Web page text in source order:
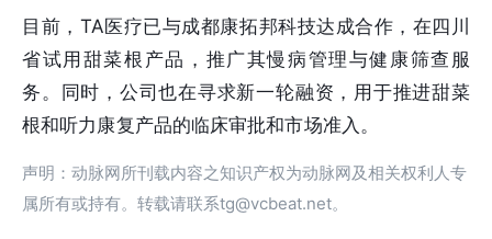
目前，TA医疗已与成都康拓邦科技达成合作，在四川
省试用甜菜根产品，推广其慢病管理与健康筛查服
务。同时，公司也在寻求新一轮融资，用于推进甜菜
根和听力康复产品的临床审批和市场准入。
声明：动脉网所刊载内容之知识产权为动脉网及相关权利人专
属所有或持有。转载请联系tg@vcbeat.net。